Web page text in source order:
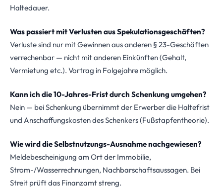
Haltedauer.
Was passiert mit Verlusten aus Spekulationsgeschäften?
Verluste sind nur mit Gewinnen aus anderen § 23-Geschäften
verrechenbar — nicht mit anderen Einkünften (Gehalt,
Vermietung etc.). Vortrag in Folgejahre möglich.
Kann ich die 10-Jahres-Frist durch Schenkung umgehen?
Nein — bei Schenkung übernimmt der Erwerber die Haltefrist
und Anschaffungskosten des Schenkers (Fußstapfentheorie).
Wie wird die Selbstnutzungs-Ausnahme nachgewiesen?
Meldebescheinigung am Ort der Immobilie,
Strom-/Wasserrechnungen, Nachbarschaftsaussagen. Bei
Streit prüft das Finanzamt streng.